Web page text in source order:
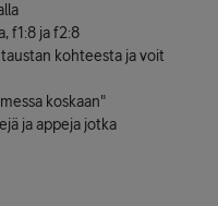
f1:8 ja f2:8
kohteesta ja voit
koskaan"
ja appeja jotka